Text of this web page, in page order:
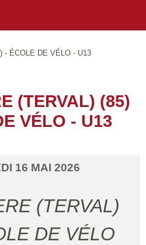
- ÉCOLE DE VÉLO - U13
(TERVAL) (85)
VÉLO - U13
16 MAI 2026
DE VÉLO